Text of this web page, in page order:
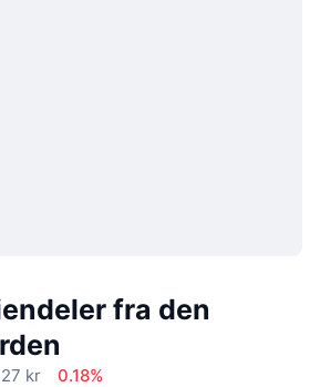
fra den
kr
0.18%